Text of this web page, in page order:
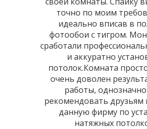
точно по моим
идеально вписав в
фотообои с тигром.
сработали
и аккуратно
потолок.Комната
очень доволен
работы,
рекомендовать друзьям
данную фирму по
натяжных